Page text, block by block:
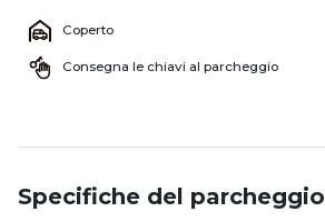
Coperto
Consegna le chiavi al parcheggio
Specifiche del parcheggio